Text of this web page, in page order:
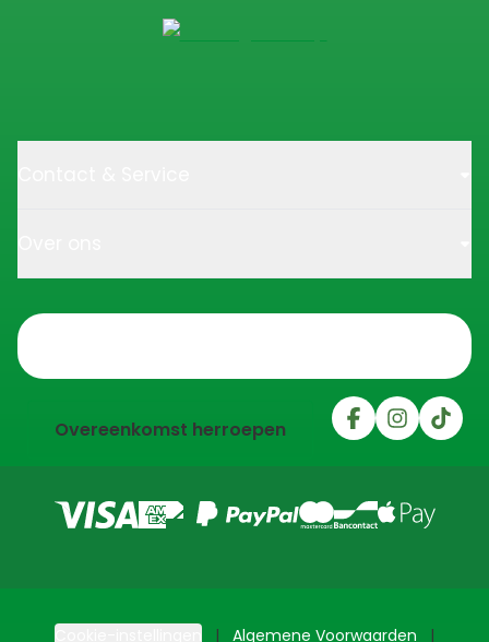
Overeenkomst herroepen
Algemene Voorwaarden